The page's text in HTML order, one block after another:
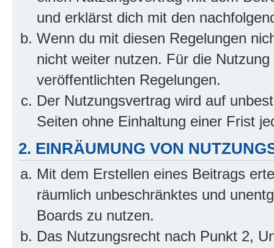
und erklärst dich mit den
Wenn du mit diesen Regelungen
nicht weiter nutzen. Für die
veröffentlichten Regelungen.
Der Nutzungsvertrag wird auf
Seiten ohne Einhaltung einer Frist
2. EINRÄUMUNG VON
Mit dem Erstellen eines Beitrags
räumlich unbeschränktes und
Boards zu nutzen.
Das Nutzungsrecht nach Punkt 2,